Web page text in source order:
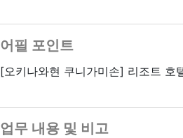
어필 포인트
[오키나와현 쿠니가미손] 리조트
업무 내용 및 비고